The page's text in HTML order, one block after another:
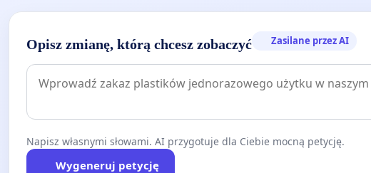
Opisz zmianę, którą chcesz zobaczyć Zasilane przez AI
Napisz własnymi słowami. AI przygotuje dla Ciebie mocną petycję.
Wygeneruj petycję